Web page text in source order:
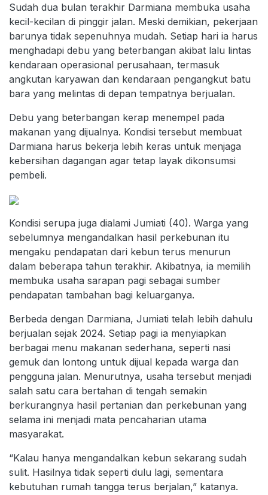
Sudah dua bulan terakhir Darmiana membuka usaha
kecil-kecilan di pinggir jalan. Meski demikian, pekerjaan
barunya tidak sepenuhnya mudah. Setiap hari ia harus
menghadapi debu yang beterbangan akibat lalu lintas
kendaraan operasional perusahaan, termasuk
angkutan karyawan dan kendaraan pengangkut batu
bara yang melintas di depan tempatnya berjualan.
Debu yang beterbangan kerap menempel pada
makanan yang dijualnya. Kondisi tersebut membuat
Darmiana harus bekerja lebih keras untuk menjaga
kebersihan dagangan agar tetap layak dikonsumsi
pembeli.
Kondisi serupa juga dialami Jumiati (40). Warga yang
sebelumnya mengandalkan hasil perkebunan itu
mengaku pendapatan dari kebun terus menurun
dalam beberapa tahun terakhir. Akibatnya, ia memilih
membuka usaha sarapan pagi sebagai sumber
pendapatan tambahan bagi keluarganya.
Berbeda dengan Darmiana, Jumiati telah lebih dahulu
berjualan sejak 2024. Setiap pagi ia menyiapkan
berbagai menu makanan sederhana, seperti nasi
gemuk dan lontong untuk dijual kepada warga dan
pengguna jalan. Menurutnya, usaha tersebut menjadi
salah satu cara bertahan di tengah semakin
berkurangnya hasil pertanian dan perkebunan yang
selama ini menjadi mata pencaharian utama
masyarakat.
“Kalau hanya mengandalkan kebun sekarang sudah
sulit. Hasilnya tidak seperti dulu lagi, sementara
kebutuhan rumah tangga terus berjalan,” katanya.